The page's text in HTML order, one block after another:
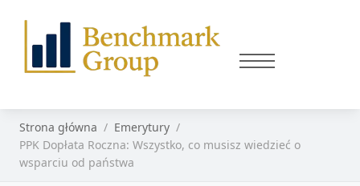
Strona główna
Emerytury
PPK Dopłata Roczna: Wszystko, co musisz wiedzieć o
wsparciu od państwa